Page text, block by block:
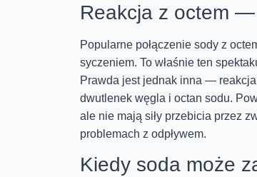
Reakcja z octem
Popularne połączenie sody z
syczeniem. To właśnie ten
Prawda jest jednak inna —
dwutlenek węgla i octan sodu.
ale nie mają siły przebicia przez
problemach z odpływem.
Kiedy soda może